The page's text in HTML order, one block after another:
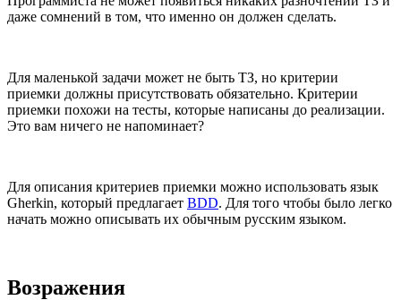
даже сомнений в том, что именно он должен сделать.
Для маленькой задачи может не быть ТЗ, но критерии
приемки должны присутствовать обязательно. Критерии
приемки похожи на тесты, которые написаны до реализации.
Это вам ничего не напоминает?
Для описания критериев приемки можно использовать язык
Gherkin, который предлагает BDD. Для того чтобы было легко
начать можно описывать их обычным русским языком.
Возражения